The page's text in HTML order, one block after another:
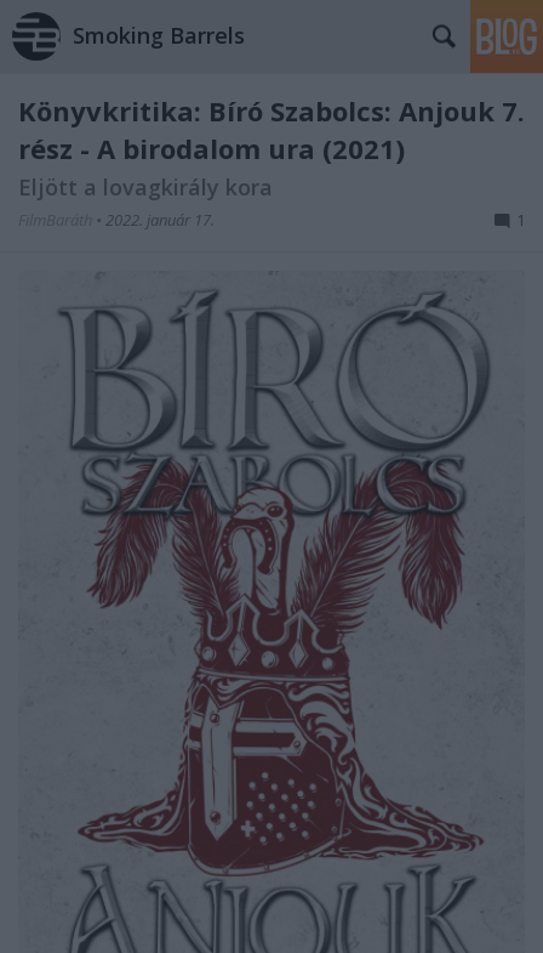
Smoking Barrels
Könyvkritika: Bíró Szabolcs: Anjouk 7.
rész - A birodalom ura (2021)
Eljött a lovagkirály kora
• 2022. január 17. 1